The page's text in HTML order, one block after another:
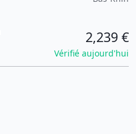
2,239 €
Vérifié aujourd'hui